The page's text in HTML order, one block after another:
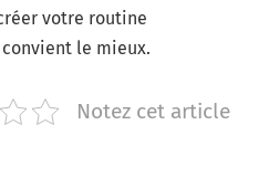
votre routine
le mieux.
Notez cet article